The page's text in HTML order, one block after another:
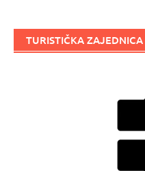
TURISTIČKA ZAJEDNICA